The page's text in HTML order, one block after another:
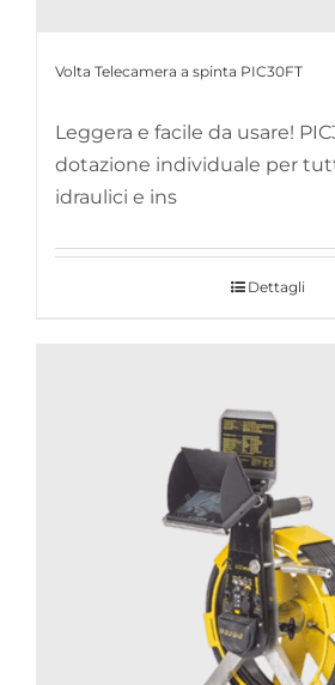
Volta Telecamera a spinta PIC30FT
Leggera e facile da usare!
dotazione individuale per
idraulici e ins
Dettagli